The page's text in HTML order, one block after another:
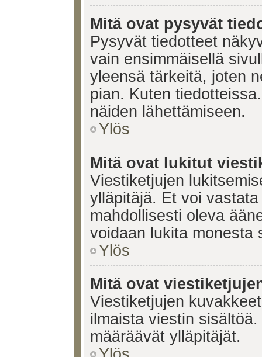
Mitä ovat pysyvät
Pysyvät tiedotteet
vain ensimmäisellä
yleensä tärkeitä, joten
pian. Kuten
näiden lähettämiseen.
Ylös
Mitä ovat lukitut
Viestiketjujen
ylläpitäjä. Et voi
mahdollisesti oleva
voidaan lukita monesta
Ylös
Mitä ovat
Viestiketjujen
ilmaista viestin
määräävät ylläpitäjät.